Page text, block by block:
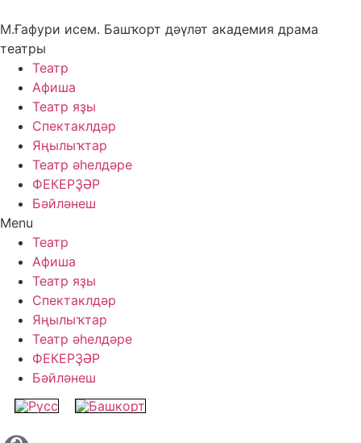
to
content
М.Ғафури исем. Башҡорт дәүләт академия драма
театры
Театр
Афиша
Театр яҙы
Спектаклдәр
Яңылыҡтар
Театр әһелдәре
ФЕКЕРҘӘР
Бәйләнеш
Menu
Театр
Афиша
Театр яҙы
Спектаклдәр
Яңылыҡтар
Театр әһелдәре
ФЕКЕРҘӘР
Бәйләнеш